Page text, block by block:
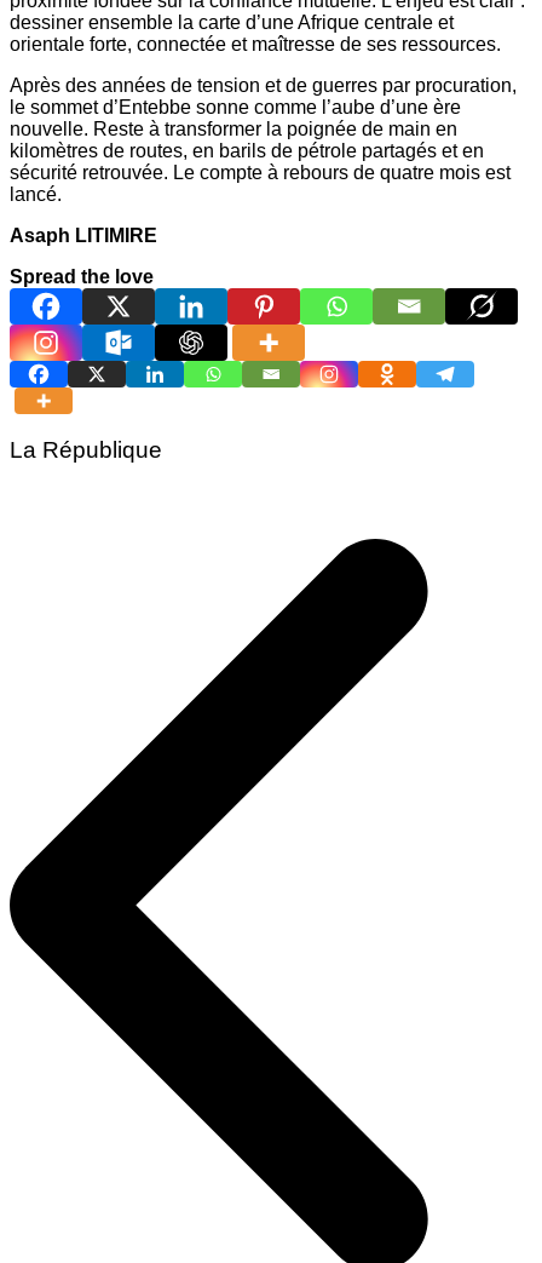
dessiner ensemble la carte d’une Afrique centrale et
orientale forte, connectée et maîtresse de ses ressources.
Après des années de tension et de guerres par procuration,
le sommet d’Entebbe sonne comme l’aube d’une ère
nouvelle. Reste à transformer la poignée de main en
kilomètres de routes, en barils de pétrole partagés et en
sécurité retrouvée. Le compte à rebours de quatre mois est
lancé.
Asaph LITIMIRE
Spread the love
La République